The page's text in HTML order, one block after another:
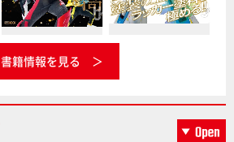
書籍情報を見る